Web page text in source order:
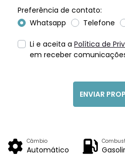
Preferência de contato:
Whatsapp
Telefone
Li e aceita a Política de
em receber
ENVIAR
Câmbio
Automático